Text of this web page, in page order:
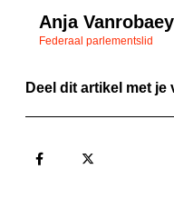
Anja
Federaal parlementslid
Deel dit artikel met je